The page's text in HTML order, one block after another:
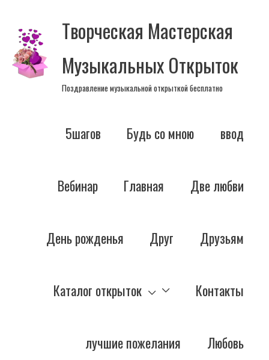
содержимому
Творческая Мастерская
Музыкальных Открыток
Поздравление музыкальной открыткой бесплатно
5шагов Будь со мною ввод
Вебинар Главная Две любви
День рожденья Друг Друзьям
Каталог открыток Контакты
лучшие пожелания Любовь